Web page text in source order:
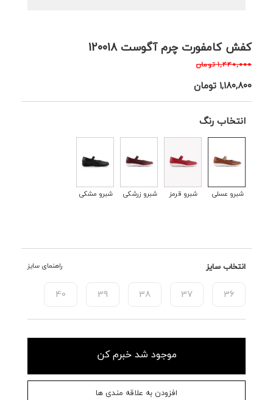
کفش کامفورت چرم آگوست 120018
۱,۴۴۰,۰۰۰ تومان
۱,۱۸۰,۸۰۰ تومان
انتخاب رنگ
شبرو عسلی شبرو قرمز شبرو زرشکی شبرو مشکی
انتخاب سایز راهنمای سایز
36
37
38
39
40
موجود شد خبرم کن
افزودن به علاقه مندی ها